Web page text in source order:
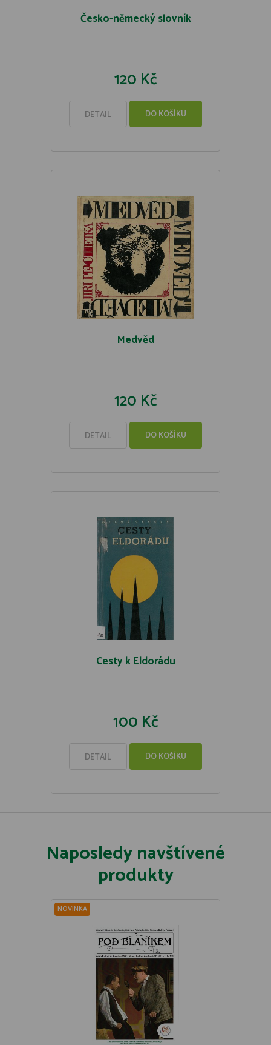
Česko-německý slovník
120 Kč
DETAIL DO KOŠÍKU
Medvěd
120 Kč
DETAIL DO KOŠÍKU
Cesty k Eldorádu
100 Kč
DETAIL DO KOŠÍKU
Naposledy navštívené
produkty
NOVINKA